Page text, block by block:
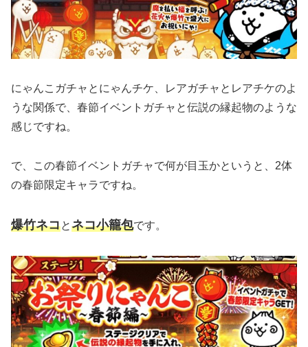
にゃんこガチャとにゃんチケ、レアガチャとレアチケのよ
うな関係で、春節イベントガチャと伝説の縁起物のような
感じですね。
で、この春節イベントガチャで何が目玉かというと、2体
の春節限定キャラですね。
爆竹ネコとネコ小籠包です。